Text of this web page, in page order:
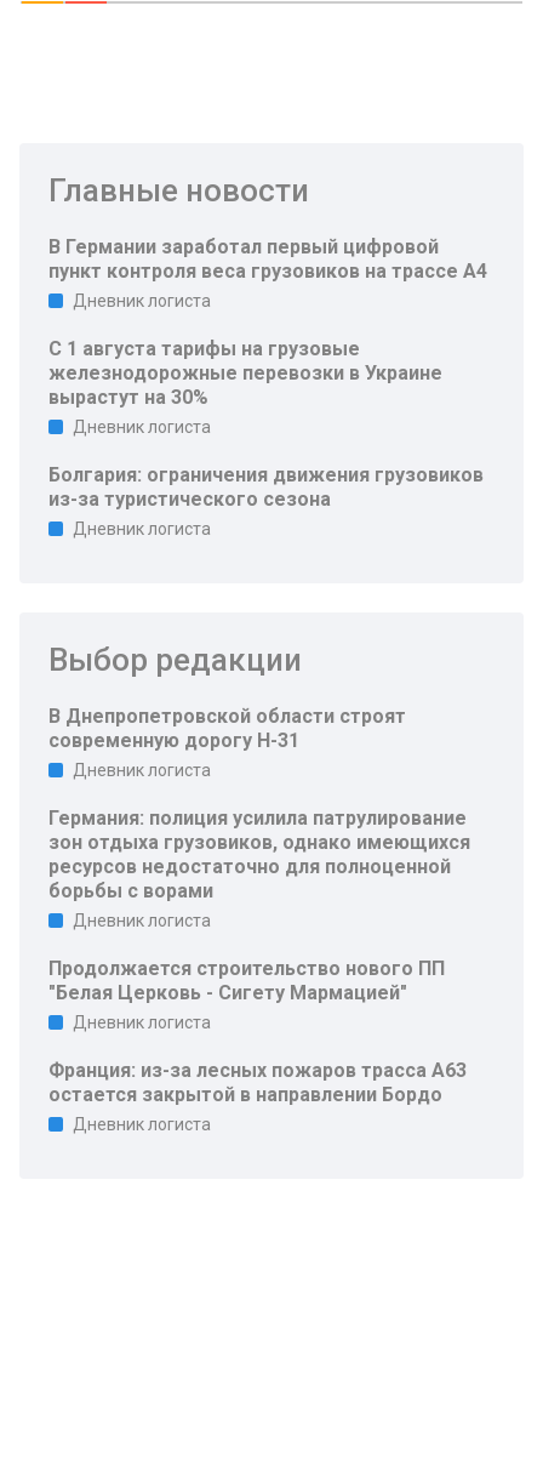
Главные новости
В Германии заработал первый цифровой
пункт контроля веса грузовиков на трассе A4
Дневник логиста
С 1 августа тарифы на грузовые
железнодорожные перевозки в Украине
вырастут на 30%
Дневник логиста
Болгария: ограничения движения грузовиков
из-за туристического сезона
Дневник логиста
Выбор редакции
В Днепропетровской области строят
современную дорогу Н-31
Дневник логиста
Германия: полиция усилила патрулирование
зон отдыха грузовиков, однако имеющихся
ресурсов недостаточно для полноценной
борьбы с ворами
Дневник логиста
Продолжается строительство нового ПП
"Белая Церковь - Сигету Мармацией"
Дневник логиста
Франция: из-за лесных пожаров трасса A63
остается закрытой в направлении Бордо
Дневник логиста